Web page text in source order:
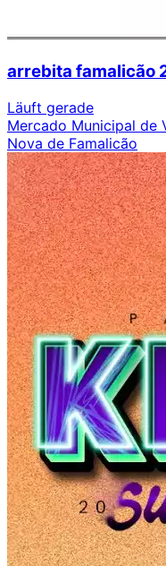
arrebita famalicão
Läuft gerade
Mercado Municipal de
Nova de Famalicão